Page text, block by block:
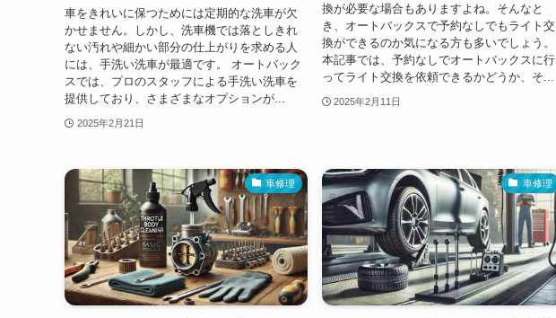
車をきれいに保つためには定期的な洗車が欠
かせません。しかし、洗車機では落としきれ
ない汚れや細かい部分の仕上がりを求める人
には、手洗い洗車が最適です。 オートバック
スでは、プロのスタッフによる手洗い洗車を
提供しており、さまざまなオプションが...
2025年2月21日
換が必要な場合もありますよね。そんなと
き、オートバックスで予約なしでもライト交
換ができるのか気になる方も多いでしょう。
本記事では、予約なしでオートバックスに行
ってライト交換を依頼できるかどうか、そ...
2025年2月11日
車修理 車修理